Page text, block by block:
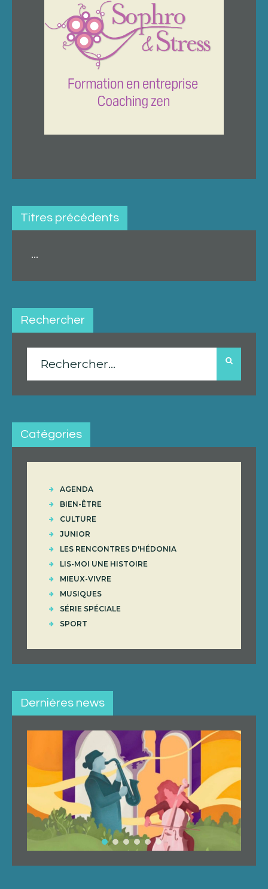
Titres précédents
...
Rechercher
Rechercher :
Catégories
AGENDA
BIEN-ÊTRE
CULTURE
JUNIOR
LES RENCONTRES D'HÉDONIA
LIS-MOI UNE HISTOIRE
MIEUX-VIVRE
MUSIQUES
SÉRIE SPÉCIALE
SPORT
Dernières news